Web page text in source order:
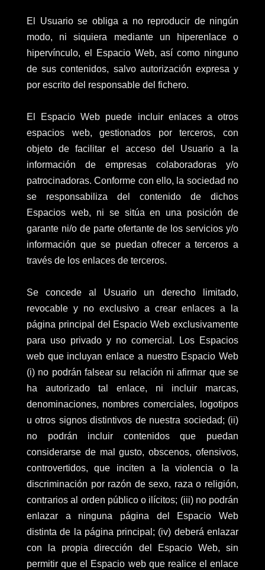
El Usuario se obliga a no reproducir de ningún
modo, ni siquiera mediante un hiperenlace o
hipervínculo, el Espacio Web, así como ninguno
de sus contenidos, salvo autorización expresa y
por escrito del responsable del fichero.
El Espacio Web puede incluir enlaces a otros
espacios web, gestionados por terceros, con
objeto de facilitar el acceso del Usuario a la
información de empresas colaboradoras y/o
patrocinadoras. Conforme con ello, la sociedad no
se responsabiliza del contenido de dichos
Espacios web, ni se sitúa en una posición de
garante ni/o de parte ofertante de los servicios y/o
información que se puedan ofrecer a terceros a
través de los enlaces de terceros.
Se concede al Usuario un derecho limitado,
revocable y no exclusivo a crear enlaces a la
página principal del Espacio Web exclusivamente
para uso privado y no comercial. Los Espacios
web que incluyan enlace a nuestro Espacio Web
(i) no podrán falsear su relación ni afirmar que se
ha autorizado tal enlace, ni incluir marcas,
denominaciones, nombres comerciales, logotipos
u otros signos distintivos de nuestra sociedad; (ii)
no podrán incluir contenidos que puedan
considerarse de mal gusto, obscenos, ofensivos,
controvertidos, que inciten a la violencia o la
discriminación por razón de sexo, raza o religión,
contrarios al orden público o ilícitos; (iii) no podrán
enlazar a ninguna página del Espacio Web
distinta de la página principal; (iv) deberá enlazar
con la propia dirección del Espacio Web, sin
permitir que el Espacio web que realice el enlace